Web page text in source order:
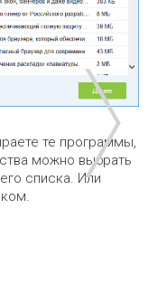
те программы,
можно выбрать
списка. Или